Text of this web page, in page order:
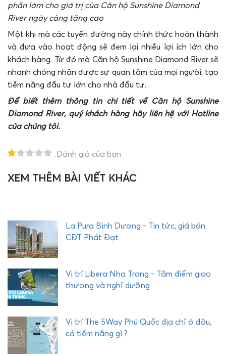
phần làm cho giá trị của Căn hộ Sunshine Diamond
River ngày càng tăng cao
Một khi mà các tuyến đường này chính thức hoàn thành
và đưa vào hoạt động sẽ đem lại nhiều lợi ích lớn cho
khách hàng. Từ đó mà Căn hộSunshine Diamond River sẽ
nhanh chóng nhận được sự quan tâm của mọi người, tạo
tiềm năng đầu tư lớn cho nhà đầu tư.
Để biết thêm thông tin chi tiết về Căn hộ Sunshine
Diamond River, quý khách hàng hãy liên hệ với Hotline
của chúng tôi.
.Đánh giá của bạn
XEM THÊM BÀI VIẾT KHÁC
La Pura Bình Dương - Tin tức, giá bán
CĐT Phát Đạt
Vị trí Libera Nha Trang - Tâm điểm giao
thương và nghỉ dưỡng
Vị trí The 5Way Phú Quốc địa chỉ ở đâu,
có tiềm năng gì ?